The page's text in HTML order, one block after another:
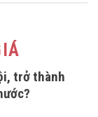
trở thành